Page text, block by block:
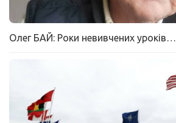
Олег БАЙ: Роки невивчених уроків…